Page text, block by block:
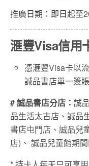
推廣日期：即日起至
滙豐Visa信用
憑滙豐Visa卡以
誠品書店單一簽
# 誠品書店分店： 誠
品生活太古店、 誠品
書店屯門店、 誠品兒
店)、 誠品兒童館期